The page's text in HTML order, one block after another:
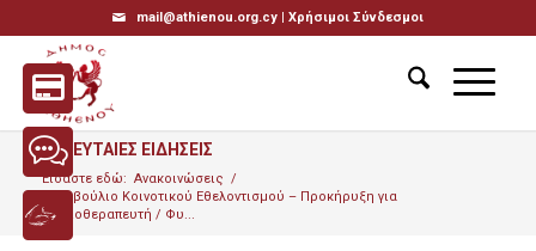
mail@athienou.org.cy | Χρήσιμοι Σύνδεσμοι
ΤΕΛΕΥΤΑΙΕΣ ΕΙΔΗΣΕΙΣ
Είσαστε εδώ: Ανακοινώσεις /
«Συμβούλιο Κοινοτικού Εθελοντισμού – Προκήρυξη για
Φυσιοθεραπευτή / Φυ...